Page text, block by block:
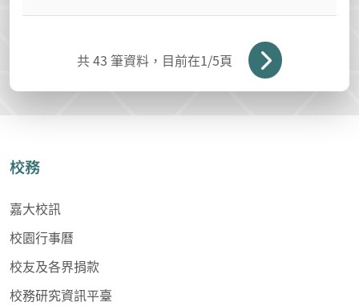
共43 筆資料，目前在1/5頁
校務
嘉大校訊
校園行事曆
校友及各界捐款
校務研究資訊平臺